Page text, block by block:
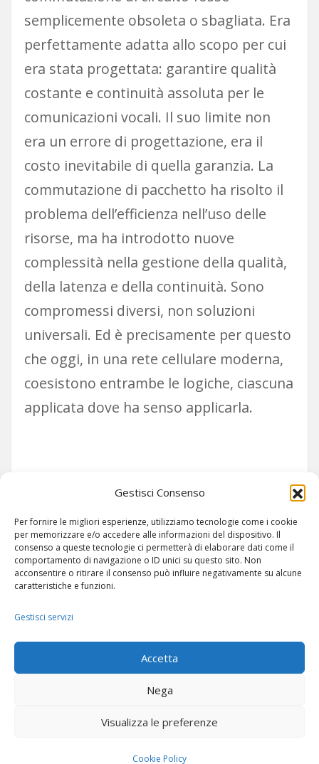
Gestisci Consenso
Per fornire le migliori esperienze, utilizziamo tecnologie come i cookie
per memorizzare e/o accedere alle informazioni del dispositivo. Il
consenso a queste tecnologie ci permetterà di elaborare dati come il
comportamento di navigazione o ID unici su questo sito. Non
acconsentire o ritirare il consenso può influire negativamente su alcune
caratteristiche e funzioni.
Gestisci servizi
Accetta
Nega
Visualizza le preferenze
Cookie Policy
semplicemente obsoleta o sbagliata. Era
perfettamente adatta allo scopo per cui
era stata progettata: garantire qualità
costante e continuità assoluta per le
comunicazioni vocali. Il suo limite non
era un errore di progettazione, era il
costo inevitabile di quella garanzia. La
commutazione di pacchetto ha risolto il
problema dell’efficienza nell’uso delle
risorse, ma ha introdotto nuove
complessità nella gestione della qualità,
della latenza e della continuità. Sono
compromessi diversi, non soluzioni
universali. Ed è precisamente per questo
che oggi, in una rete cellulare moderna,
coesistono entrambe le logiche, ciascuna
applicata dove ha senso applicarla.
Siamo su TELEGRAM!
ARTICOLI-SITEMAP
POC RADIO ITALIA